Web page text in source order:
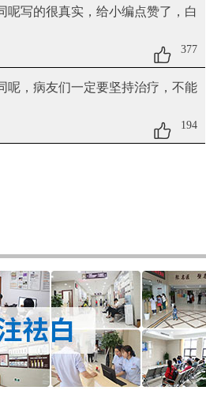
呢写的很真实，给小编点赞了，白
377
呢，病友们一定要坚持治疗，不能
194